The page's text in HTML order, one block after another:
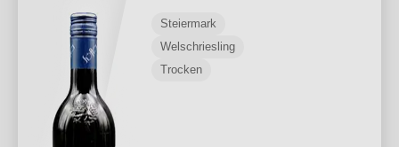
Steiermark
Welschriesling
Trocken